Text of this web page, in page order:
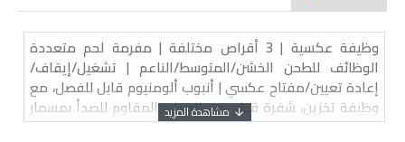
وظيفة عكسية | 3 أقراص مختلفة | مفرمة لحم متعددة
الوظائف للطحن الخشن/المتوسط/الناعم | تشغيل/إيقاف/
إعادة تعيين/مفتاح عكسي | أنبوب ألومنيوم قابل للفصل، مع
وظيفة تخزين، شفرة قطع من الفولاذ المقاوم للصدأ بمسمار
تروس فولاذي | قاطع دائرة أمان لمنع احتراق المحرك وسهولة